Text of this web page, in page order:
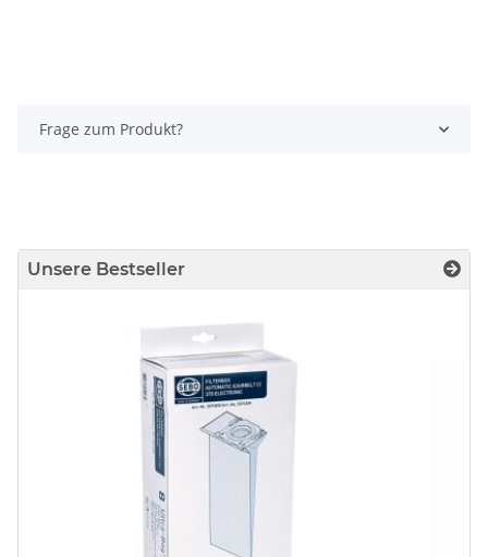
Frage zum Produkt?
Unsere Bestseller